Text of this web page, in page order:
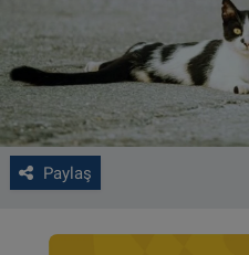
Paylaş
CONTACT
Çerez Politikası